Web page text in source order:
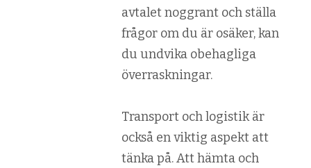
avtalet noggrant och ställa
frågor om du är osäker, kan
du undvika obehagliga
överraskningar.
Transport och logistik är
också en viktig aspekt att
tänka på. Att hämta och